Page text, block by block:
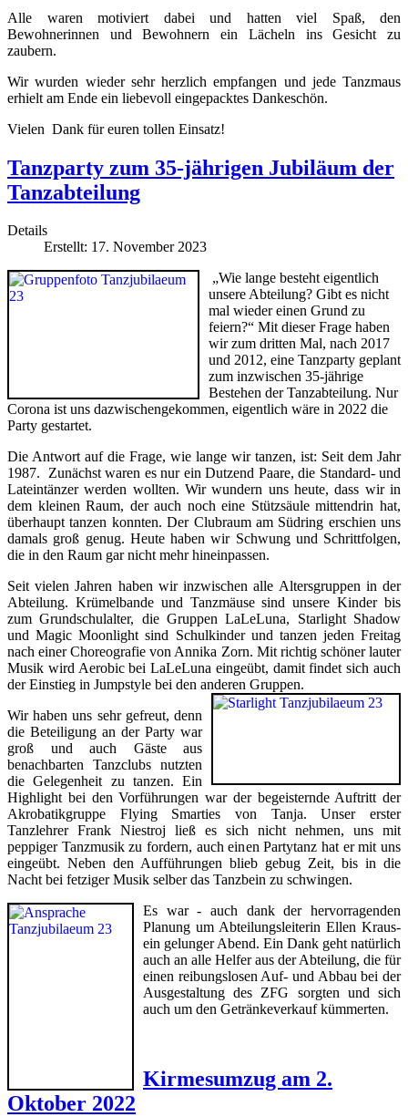
Alle waren motiviert dabei und hatten viel Spaß, den
Bewohnerinnen und Bewohnern ein Lächeln ins Gesicht zu
zaubern.
Wir wurden wieder sehr herzlich empfangen und jede Tanzmaus
erhielt am Ende ein liebevoll eingepacktes Dankeschön.
Vielen Dank für euren tollen Einsatz!
Tanzparty zum 35-jährigen Jubiläum der
Tanzabteilung
Details
Erstellt: 17. November 2023
„Wie lange besteht eigentlich
unsere Abteilung? Gibt es nicht
mal wieder einen Grund zu
feiern?“ Mit dieser Frage haben
wir zum dritten Mal, nach 2017
und 2012, eine Tanzparty geplant
zum inzwischen 35-jährige
Bestehen der Tanzabteilung. Nur
Corona ist uns dazwischengekommen, eigentlich wäre in 2022 die
Party gestartet.
Die Antwort auf die Frage, wie lange wir tanzen, ist: Seit dem Jahr
1987. Zunächst waren es nur ein Dutzend Paare, die Standard- und
Lateintänzer werden wollten. Wir wundern uns heute, dass wir in
dem kleinen Raum, der auch noch eine Stützsäule mittendrin hat,
überhaupt tanzen konnten. Der Clubraum am Südring erschien uns
damals groß genug. Heute haben wir Schwung und Schrittfolgen,
die in den Raum gar nicht mehr hineinpassen.
Seit vielen Jahren haben wir inzwischen alle Altersgruppen in der
Abteilung. Krümelbande und Tanzmäuse sind unsere Kinder bis
zum Grundschulalter, die Gruppen LaLeLuna, Starlight Shadow
und Magic Moonlight sind Schulkinder und tanzen jeden Freitag
nach einer Choreografie von Annika Zorn. Mit richtig schöner lauter
Musik wird Aerobic bei LaLeLuna eingeübt, damit findet sich auch
der Einstieg in Jumpstyle bei den anderen Gruppen.
Wir haben uns sehr gefreut, denn
die Beteiligung an der Party war
groß und auch Gäste aus
benachbarten Tanzclubs nutzten
die Gelegenheit zu tanzen. Ein
Highlight bei den Vorführungen war der begeisternde Auftritt der
Akrobatikgruppe Flying Smarties von Tanja. Unser erster
Tanzlehrer Frank Niestroj ließ es sich nicht nehmen, uns mit
peppiger Tanzmusik zu fordern, auch einen Partytanz hat er mit uns
eingeübt. Neben den Aufführungen blieb gebug Zeit, bis in die
Nacht bei fetziger Musik selber das Tanzbein zu schwingen.
Es war - auch dank der hervorragenden
Planung um Abteilungsleiterin Ellen Kraus-
ein gelunger Abend. Ein Dank geht natürlich
auch an alle Helfer aus der Abteilung, die für
einen reibungslosen Auf- und Abbau bei der
Ausgestaltung des ZFG sorgten und sich
auch um den Getränkeverkauf kümmerten.
Kirmesumzug am 2.
Oktober 2022